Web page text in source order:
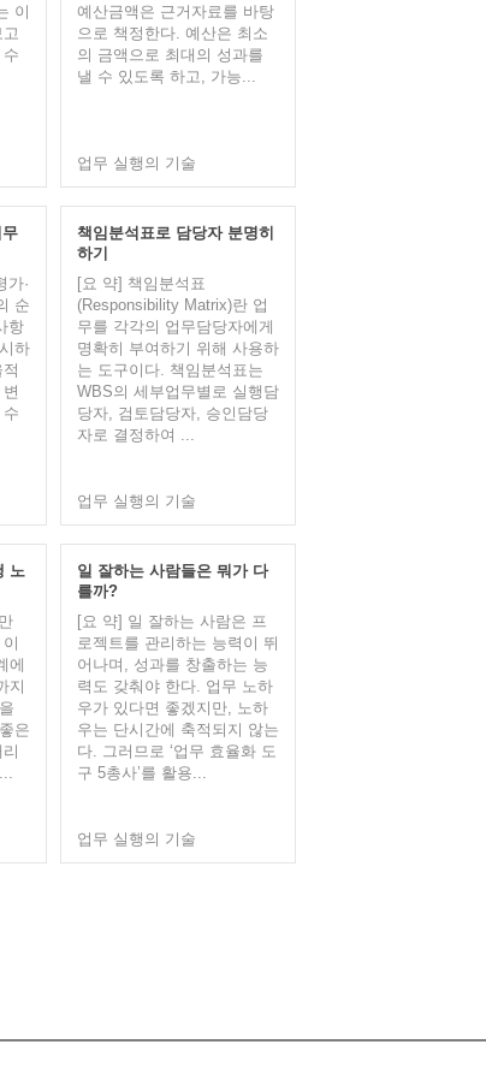
이
예산금액은 근거자료를 바탕
으로 책정한다. 예산은 최소
의 금액으로 최대의 성과를
낼 수 있도록 하고, 가능...
업무 실행의 기술
가·
순
항
하
책임분석표로 담당자 분명히
하기
[요 약] 책임분석표
(Responsibility Matrix)란 업
무를 각각의 업무담당자에게
명확히 부여하기 위해 사용하
는 도구이다. 책임분석표는
WBS의 세부업무별로 실행담
당자, 검토담당자, 승인담당
자로 결정하여 ...
업무 실행의 기술
노
에
지
은
일 잘하는 사람들은 뭐가 다
를까?
[요 약] 일 잘하는 사람은 프
로젝트를 관리하는 능력이 뛰
어나며, 성과를 창출하는 능
력도 갖춰야 한다. 업무 노하
우가 있다면 좋겠지만, 노하
우는 단시간에 축적되지 않는
다. 그러므로 ‘업무 효율화 도
구 5총사’를 활용...
업무 실행의 기술